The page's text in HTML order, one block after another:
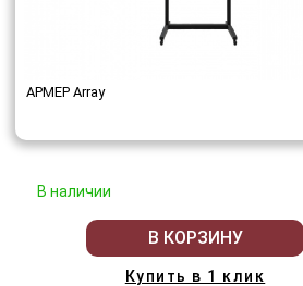
АРМЕР Array
В наличии
В КОРЗИНУ
Купить в 1 клик